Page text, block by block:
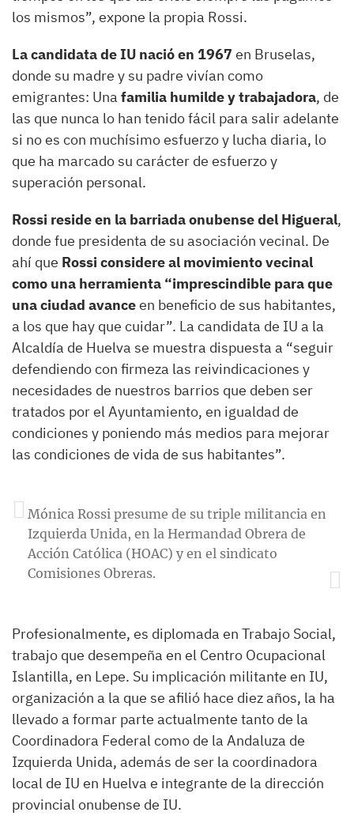
los mismos”, expone la propia Rossi.
La candidata de IU nació en 1967 en Bruselas,
donde su madre y su padre vivían como
emigrantes: Una familia humilde y trabajadora, de
las que nunca lo han tenido fácil para salir adelante
si no es con muchísimo esfuerzo y lucha diaria, lo
que ha marcado su carácter de esfuerzo y
superación personal.
Rossi reside en la barriada onubense del Higueral,
donde fue presidenta de su asociación vecinal. De
ahí que Rossi considere al movimiento vecinal
como una herramienta “imprescindible para que
una ciudad avanceen beneficio de sus habitantes,
a los que hay que cuidar”. La candidata de IU a la
Alcaldía de Huelva se muestra dispuesta a “seguir
defendiendo con firmeza las reivindicaciones y
necesidades de nuestros barrios que deben ser
tratados por el Ayuntamiento, en igualdad de
condiciones y poniendo más medios para mejorar
las condiciones de vida de sus habitantes”.
Mónica Rossi presume de su triple militancia en
Izquierda Unida, en la Hermandad Obrera de
Acción Católica (HOAC) y en el sindicato
Comisiones Obreras.
Profesionalmente, es diplomada en Trabajo Social,
trabajo que desempeña en el Centro Ocupacional
Islantilla, en Lepe. Su implicación militante en IU,
organización a la que se afilió hace diez años, la ha
llevado a formar parte actualmente tanto de la
Coordinadora Federal como de la Andaluza de
Izquierda Unida, además de ser la coordinadora
local de IU en Huelva e integrante de la dirección
provincial onubense de IU.